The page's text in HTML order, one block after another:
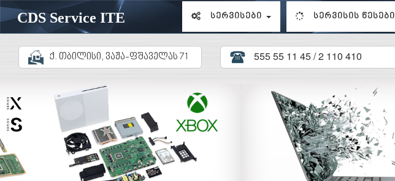
CDS Service ITE სერვისები სერვისის წესები
ქ. თბილისი, ვაჟა-ფშაველას 71 555 55 11 45 / 2 110 410